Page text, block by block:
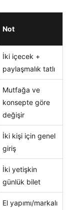
Not
İki içecek +
paylaşmalık tatlı
Mutfağa ve
konsepte göre
değişir
İki kişi için genel
giriş
İki yetişkin
günlük bilet
El yapımı/markalı